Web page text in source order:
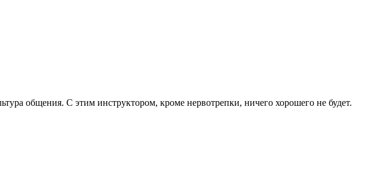
общения. С этим инструктором, кроме нервотрепки, ничего хорошего не будет.